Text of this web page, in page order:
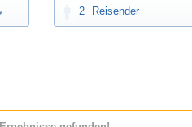
2 Reisender